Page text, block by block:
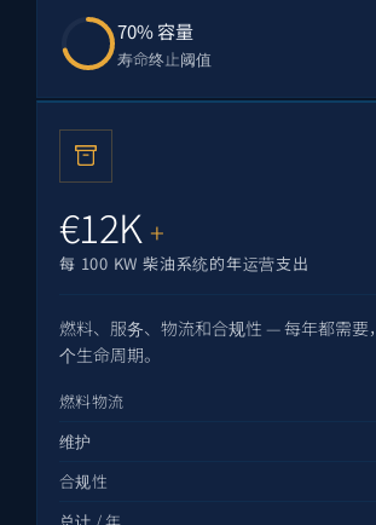
70% 容量
寿命终止阈值
€12K +
每 100 KW 柴油系统的年运营支出
燃料、服务、物流和合规性 — 每年都需要
个生命周期。
燃料物流
维护
合规性